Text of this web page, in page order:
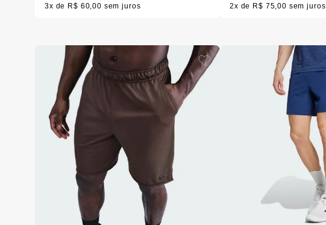
3x R$ 60,00 sem juros 2x R$ 75,00 sem juros